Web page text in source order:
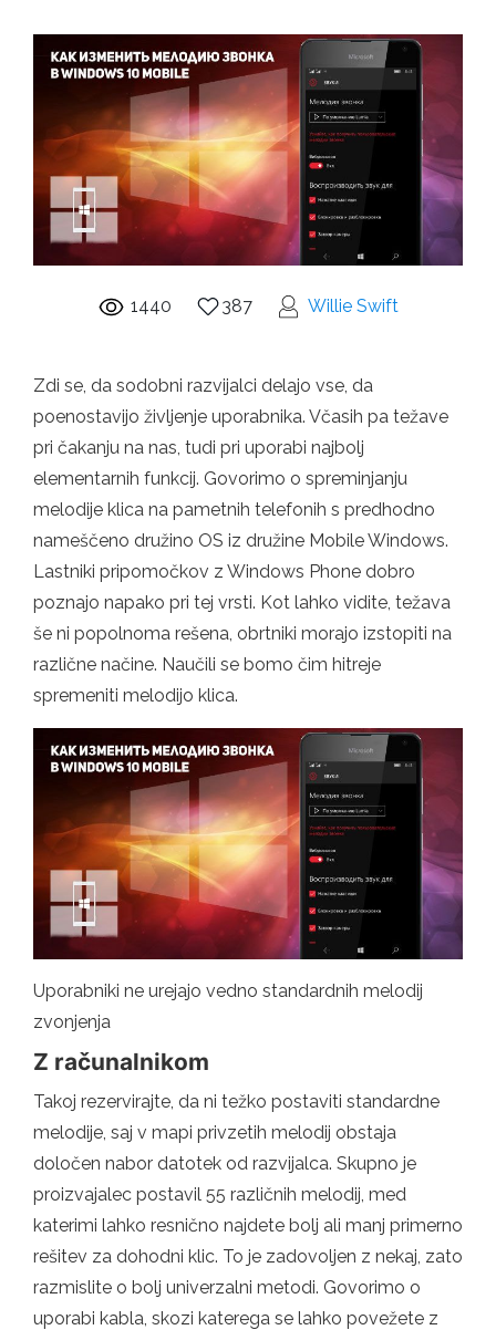
1440 387 Willie Swift
Zdi se, da sodobni razvijalci delajo vse, da
poenostavijo življenje uporabnika. Včasih pa težave
pri čakanju na nas, tudi pri uporabi najbolj
elementarnih funkcij. Govorimo o spreminjanju
melodije klica na pametnih telefonih s predhodno
nameščeno družino OS iz družine Mobile Windows.
Lastniki pripomočkov z Windows Phone dobro
poznajo napako pri tej vrsti. Kot lahko vidite, težava
še ni popolnoma rešena, obrtniki morajo izstopiti na
različne načine. Naučili se bomo čim hitreje
spremeniti melodijo klica.
Uporabniki ne urejajo vedno standardnih melodij
zvonjenja
Z računalnikom
Takoj rezervirajte, da ni težko postaviti standardne
melodije, saj v mapi privzetih melodij obstaja
določen nabor datotek od razvijalca. Skupno je
proizvajalec postavil 55 različnih melodij, med
katerimi lahko resnično najdete bolj ali manj primerno
rešitev za dohodni klic. To je zadovoljen z nekaj, zato
razmislite o bolj univerzalni metodi. Govorimo o
uporabi kabla, skozi katerega se lahko povežete z